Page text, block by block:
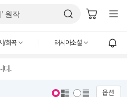
/희곡 러시아소설
다.
옵션